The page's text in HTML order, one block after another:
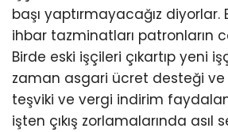
başı yaptırmayacağız
ihbar tazminatları patronların
Birde eski işçileri çıkartıp yeni
zaman asgari ücret desteği
teşviki ve vergi indirim
işten çıkış zorlamalarında asıl